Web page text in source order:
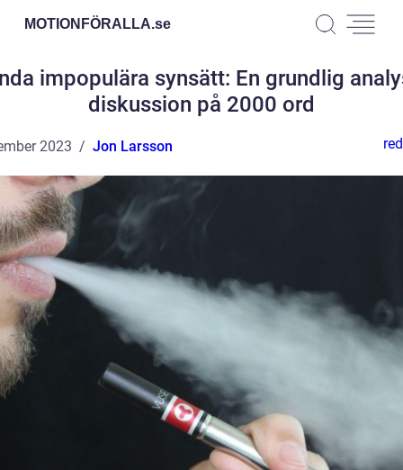
MOTIONFÖRALLA.se
impopulära synsätt: En grundlig
diskussion på 2000 ord
2023 Jon Larsson